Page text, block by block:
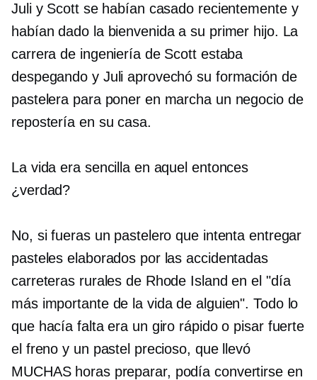
Juli y Scott se habían casado recientemente y
habían dado la bienvenida a su primer hijo. La
carrera de ingeniería de Scott estaba
despegando y Juli aprovechó su formación de
pastelera para poner en marcha un negocio de
repostería en su casa.
La vida era sencilla en aquel entonces
¿verdad?
No, si fueras un pastelero que intenta entregar
pasteles elaborados por las accidentadas
carreteras rurales de Rhode Island en el "día
más importante de la vida de alguien". Todo lo
que hacía falta era un giro rápido o pisar fuerte
el freno y un pastel precioso, que llevó
MUCHAS horas preparar, podía convertirse en